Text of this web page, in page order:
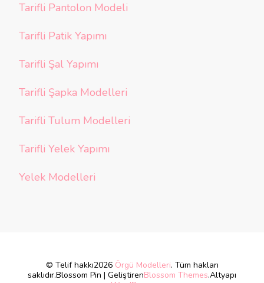
Tarifli Pantolon Modeli
Tarifli Patik Yapımı
Tarifli Şal Yapımı
Tarifli Şapka Modelleri
Tarifli Tulum Modelleri
Tarifli Yelek Yapımı
Yelek Modelleri
© Telif hakkı2026 Örgü Modelleri. Tüm hakları
saklıdır.Blossom Pin | GeliştirenBlossom Themes.Altyapı